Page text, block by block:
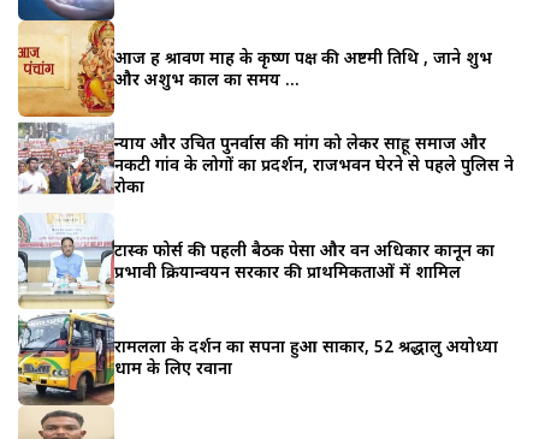
आज हैं श्रावण माह के कृष्ण पक्ष की अष्टमी तिथि , जाने शुभ
और अशुभ काल का समय …
न्याय और उचित पुनर्वास की मांग को लेकर साहू समाज और
नकटी गांव के लोगों का प्रदर्शन, राजभवन घेरने से पहले पुलिस ने
रोका
टास्क फोर्स की पहली बैठक पेसा और वन अधिकार कानून का
प्रभावी क्रियान्वयन सरकार की प्राथमिकताओं में शामिल
रामलला के दर्शन का सपना हुआ साकार, 52 श्रद्धालु अयोध्या
धाम के लिए रवाना